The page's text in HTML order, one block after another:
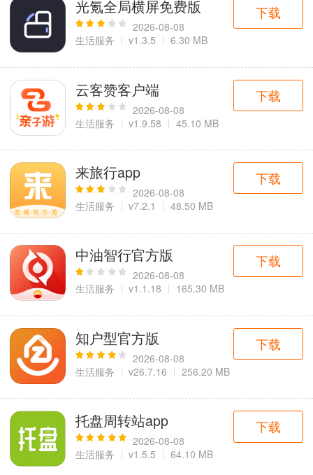
光氪全局横屏免费版
2026-08-08
生活服务
v1.3.5 6.30 MB
下载
云客赞客户端
2026-08-08
生活服务
v1.9.58 45.10 MB
下载
来旅行app
2026-08-08
生活服务
v7.2.1 48.50 MB
下载
中油智行官方版
2026-08-08
生活服务
v1.1.18 165.30 MB
下载
知户型官方版
2026-08-08
生活服务
v26.7.16 256.20 MB
下载
托盘周转站app
2026-08-08
生活服务
v1.5.5 64.10 MB
下载